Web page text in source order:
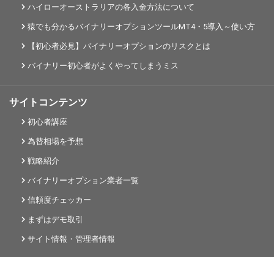
ハイローオーストラリアの各入金方法について
猿でも分かるバイナリーオプションツールMT4・5導入～使い方
【初心者必見】バイナリーオプションのリスクとは
バイナリー初心者がよくやってしまうミス
サイトコンテンツ
初心者講座
為替相場を予想
戦略紹介
バイナリーオプション業者一覧
信頼度チェッカー
まずはデモ取引
サイト情報・管理者情報